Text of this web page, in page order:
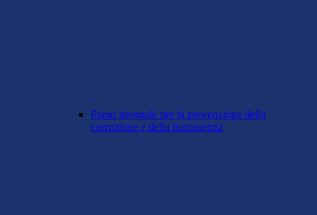
Piano triennale per la prevenzione della
corruzione e della trasparenza